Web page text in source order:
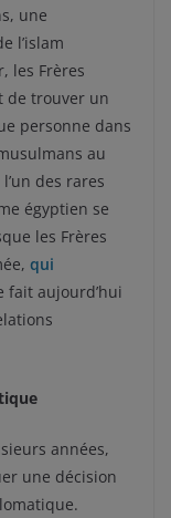
une
l’islam
les Frères
de trouver un
personne dans
au
des rares
égyptien se
les Frères
qui
fait aujourd’hui
années,
une décision